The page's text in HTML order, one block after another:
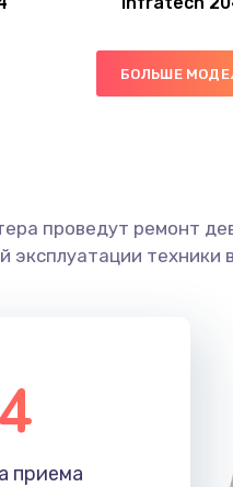
БОЛЬШЕ
проведут ремонт
эксплуатации
приема